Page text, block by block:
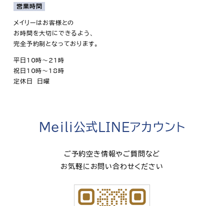
営業時間
メイリーはお客様との
お時間を大切にできるよう、
完全予約制となっております。
平日10時～21時
祝日10時～18時
定休日 日曜
Meili公式LINEアカウント
ご予約空き情報やご質問など
お気軽にお問い合わせください